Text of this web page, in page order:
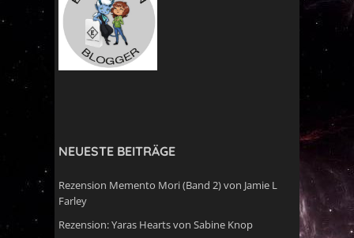
NEUESTE BEITRÄGE
Rezension Memento Mori (Band 2) von Jamie L
Farley
Rezension: Yaras Hearts von Sabine Knop